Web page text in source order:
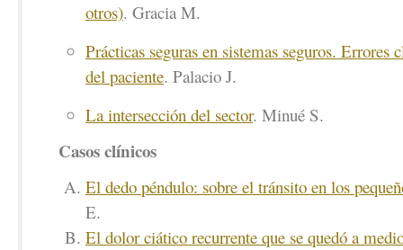
otros). Gracia M.
Prácticas seguras en sistemas seguros. Errores
del paciente. Palacio J.
La intersección del sector. Minué S.
Casos clínicos
El dedo péndulo: sobre el tránsito en los
E.
El dolor ciático recurrente que se quedó a